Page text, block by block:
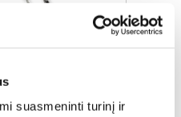
suasmeninti turinį ir